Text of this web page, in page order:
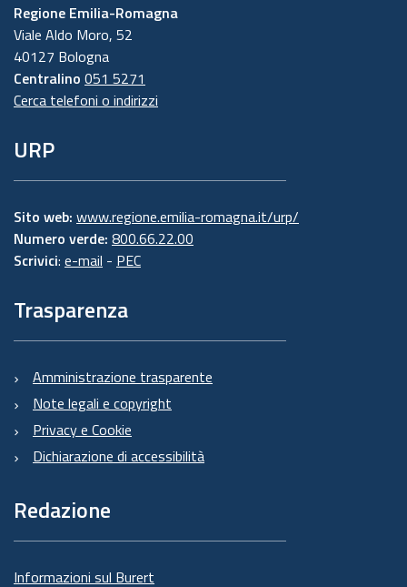
Regione Emilia-Romagna
Viale Aldo Moro, 52
40127 Bologna
Centralino 051 5271
Cerca telefoni o indirizzi
URP
Sito web: www.regione.emilia-romagna.it/urp/
Numero verde: 800.66.22.00
Scrivici: e-mail - PEC
Trasparenza
Amministrazione trasparente
Note legali e copyright
Privacy e Cookie
Dichiarazione di accessibilità
Redazione
Informazioni sul Burert